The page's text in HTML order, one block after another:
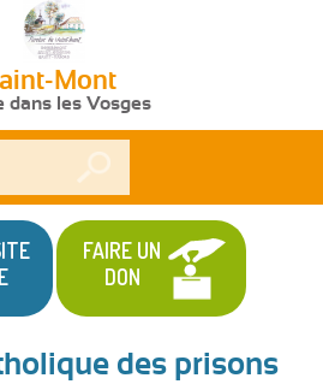
Mont
dans les Vosges
FAIRE UN
DON
des prisons